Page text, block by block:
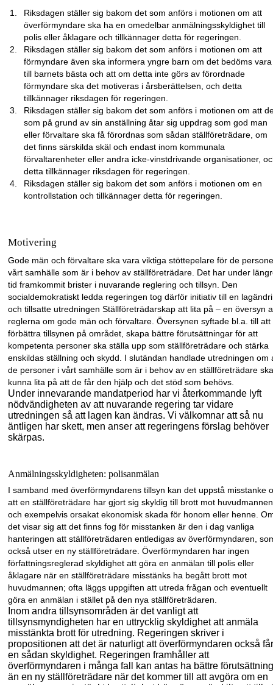
Riksdagen ställer sig bakom det som anförs i motionen om att
överförmyndare ska ha en omedelbar anmälningsskyldighet till
polis eller åklagare och tillkännager detta för regeringen.
Riksdagen ställer sig bakom det som anförs i motionen om att
förmyndare även ska informera yngre barn om det bedöms vara
till barnets bästa och att om detta inte görs av förordnade
förmyndare ska det motiveras i årsberättelsen, och detta
tillkännager riksdagen för regeringen.
Riksdagen ställer sig bakom det som anförs i motionen om att
som på grund av sin anställning åtar sig uppdrag som god man
eller förvaltare ska få förordnas som sådan ställföreträdare, om
det finns särskilda skäl och endast inom kommunala
förvaltarenheter eller andra icke-vinstdrivande organisationer,
detta tillkännager riksdagen för regeringen.
Riksdagen ställer sig bakom det som anförs i motionen om en
kontrollstation och tillkännager detta för regeringen.
Motivering
Gode män och förvaltare ska vara viktiga stöttepelare för de
vårt samhälle som är i behov av ställföreträdare. Det har under
tid framkommit brister i nuvarande reglering och tillsyn. Den
socialdemokratiskt ledda regeringen tog därför initiativ till en
och tillsatte utredningen Ställföreträdarskap att lita på – en översyn
reglerna om gode män och förvaltare. Översynen syftade bl.a. till att
förbättra tillsynen på området, skapa bättre förutsättningar för att
kompetenta personer ska ställa upp som ställföreträdare och stärka
enskildas ställning och skydd. I slutändan handlade utredningen om
de personer i vårt samhälle som är i behov av en ställföreträdare ska
kunna lita på att de får den hjälp och det stöd som behövs.
Under innevarande mandatperiod har vi återkommande lyft
nödvändigheten av att nuvarande regering tar vidare
utredningen så att lagen kan ändras. Vi välkomnar att så nu
äntligen har skett, men anser att regeringens förslag behöver
skärpas.
Anmälningsskyldigheten: polisanmälan
I samband med överförmyndarens tillsyn kan det uppstå misstanke
att en ställföreträdare har gjort sig skyldig till brott mot huvudmannen
och exempelvis orsakat ekonomisk skada för honom eller henne.
det visar sig att det finns fog för misstanken är den i dag vanliga
hanteringen att ställföreträdaren entledigas av överförmyndaren,
också utser en ny ställföreträdare. Överförmyndaren har ingen
författningsreglerad skyldighet att göra en anmälan till polis eller
åklagare när en ställföreträdare misstänks ha begått brott mot
huvudmannen; ofta läggs uppgiften att utreda frågan och eventuellt
göra en anmälan i stället på den nya ställföreträdaren.
Inom andra tillsynsområden är det vanligt att
tillsynsmyndigheten har en uttrycklig skyldighet att anmäla
misstänkta brott för utredning. Regeringen skriver i
propositionen att det är naturligt att överförmyndaren också får
en sådan skyldighet. Regeringen framhåller att
överförmyndaren i många fall kan antas ha bättre
än en ny ställföreträdare när det kommer till att avgöra om en